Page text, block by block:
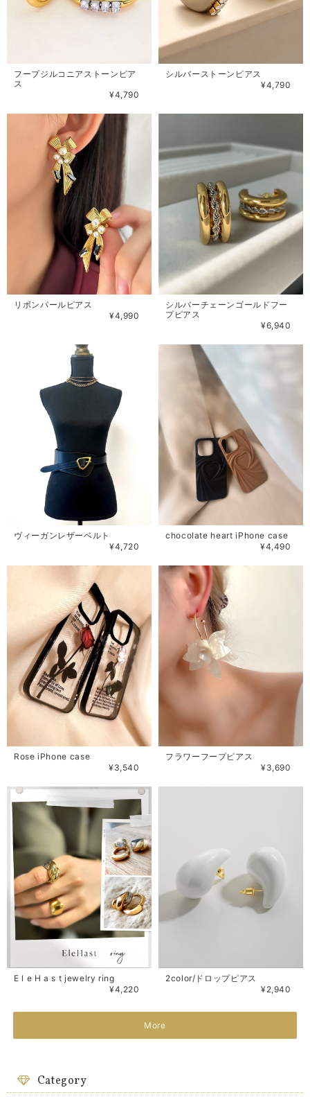
フープジルコニアストーンピア
ス
¥4,790
シルバーストーンピアス
¥4,790
リボンパールピアス
¥4,990
シルバーチェーンゴールドフー
プピアス
¥6,940
ヴィーガンレザーベルト
¥4,720
chocolate heart iPhone case
¥4,490
Rose iPhone case
¥3,540
フラワーフープピアス
¥3,690
E l e H a s t jewelry ring
¥4,220
2color/ドロップピアス
¥2,940
More
Category